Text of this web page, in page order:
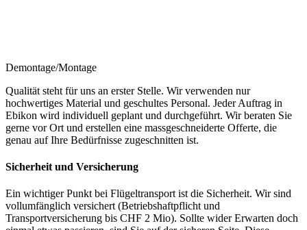
Demontage/Montage
Qualität steht für uns an erster Stelle. Wir verwenden nur
hochwertiges Material und geschultes Personal. Jeder Auftrag in
Ebikon wird individuell geplant und durchgeführt. Wir beraten Sie
gerne vor Ort und erstellen eine massgeschneiderte Offerte, die
genau auf Ihre Bedürfnisse zugeschnitten ist.
Sicherheit und Versicherung
Ein wichtiger Punkt bei Flügeltransport ist die Sicherheit. Wir sind
vollumfänglich versichert (Betriebshaftpflicht und
Transportversicherung bis CHF 2 Mio). Sollte wider Erwarten doch